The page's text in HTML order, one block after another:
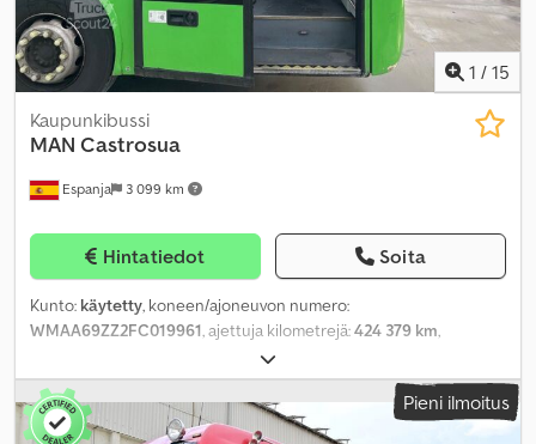
1 / 15
Espanja 3 099 km
Kaupunkibussi
MAN Castrosua
Hintatiedot Soita
Kunto: käytetty, koneen/ajoneuvon numero:
WMAA69ZZ2FC019961, ajettuja kilometrejä:424 379 km,
, istuimien määrä:
2 akselia, päästöluokka:Euro 6, väri:vihreä, jarrut:retarderi,
renkaan koko:295/80 R22.5, kokonaispituus: 12 860 mm,
kokonaisleveys:
2 550 mm, kokonaiskorkeus:
Pieni ilmoitus